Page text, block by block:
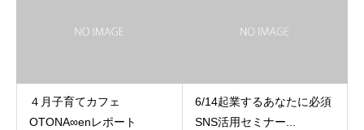
４月子育てカフェ
OTONA∞enレポート
6/14起業するあなたに必須
SNS活用セミナー...